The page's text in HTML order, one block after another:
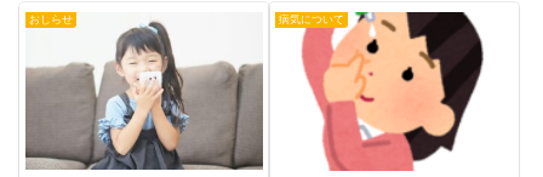
おしらせ 病気について